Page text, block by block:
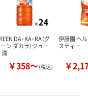
DA・KA・RA（グ
ン ダカラ）ジュー
清…
￥358～（税込）
伊藤園 ヘ
スティー
￥